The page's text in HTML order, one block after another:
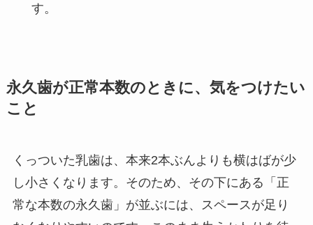
す。
永久歯が正常本数のときに、気をつけたい
こと
くっついた乳歯は、本来2本ぶんよりも横はばが少
し小さくなります。そのため、その下にある「正
常な本数の永久歯」が並ぶには、スペースが足り